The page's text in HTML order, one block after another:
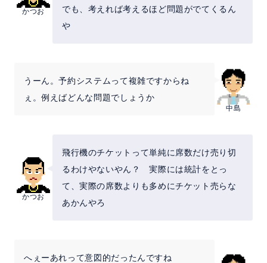
かつお
でも、考えれば考えるほど問題がでてくるん
や
中島
うーん。予約システムって複雑ですからね
ぇ。例えばどんな問題でしょうか
かつお
飛行機のチケットって単純に席数だけ売り切
るわけやないやん？ 実際には統計をとっ
て、実際の席数よりも多めにチケット売らな
あかんやろ
へぇーあれって意図的だったんですね